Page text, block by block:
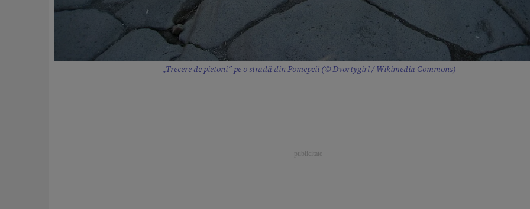
„Trecere de pietoni” pe o stradă din Pomepeii (© Dvortygirl / Wikimedia Commons)